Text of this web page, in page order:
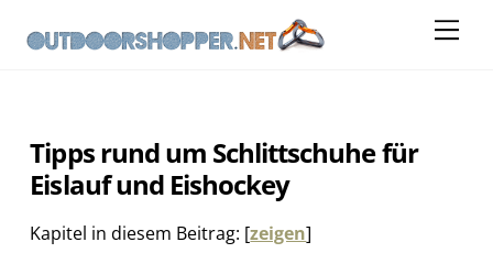
content
Tipps rund um Schlittschuhe für
Eislauf und Eishockey
Kapitel in diesem Beitrag: [zeigen]